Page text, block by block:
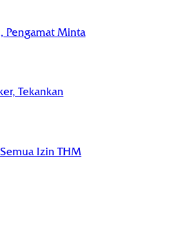
Pengamat Minta
Tekankan
Izin THM